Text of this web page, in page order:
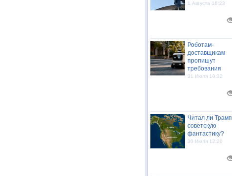
1 Августа 16:23
Роботам-
доставщикам
пропишут
требования
31 Июля 18:32
Читал ли Трамп
советскую
фантастику?
30 Июля 12:20